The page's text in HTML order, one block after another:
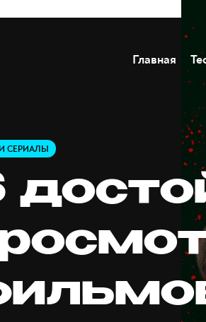
Главная
СЕРИАЛЫ